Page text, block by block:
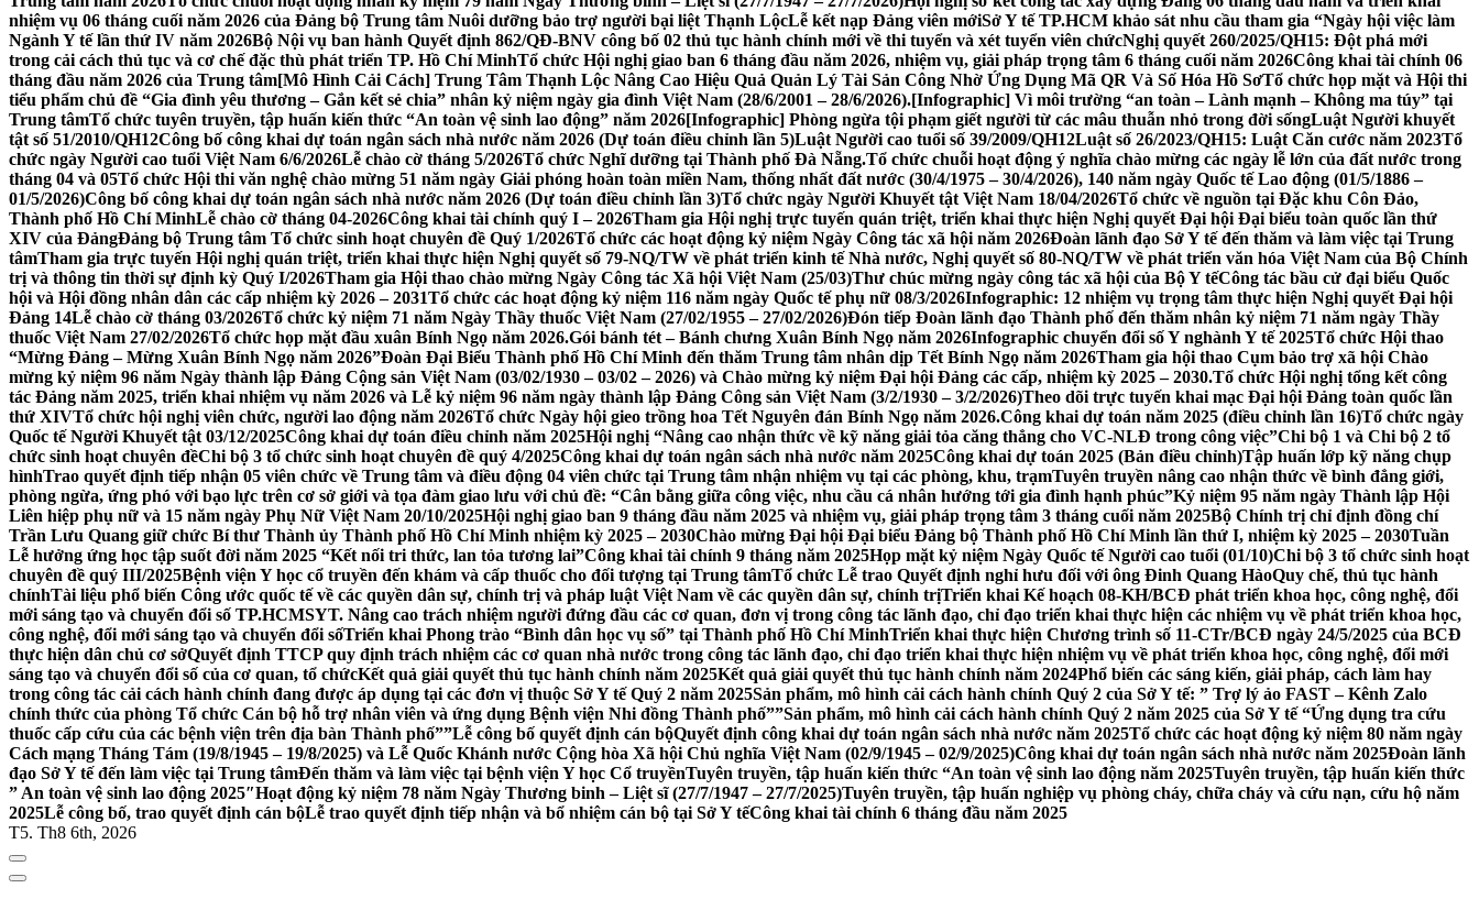
nhiệm vụ 06 tháng cuối năm 2026 của Đảng bộ Trung tâm Nuôi dưỡng bảo trợ người bại liệt Thạnh LộcLễ kết nạp Đảng viên mớiSở Y tế TP.HCM khảo sát nhu cầu tham gia “Ngày hội việc làm
Ngành Y tế lần thứ IV năm 2026Bộ Nội vụ ban hành Quyết định 862/QĐ-BNV công bố 02 thủ tục hành chính mới về thi tuyển và xét tuyển viên chứcNghị quyết 260/2025/QH15: Đột phá mới
trong cải cách thủ tục và cơ chế đặc thù phát triển TP. Hồ Chí MinhTổ chức Hội nghị giao ban 6 tháng đầu năm 2026, nhiệm vụ, giải pháp trọng tâm 6 tháng cuối năm 2026Công khai tài chính 06
tháng đầu năm 2026 của Trung tâm[Mô Hình Cải Cách] Trung Tâm Thạnh Lộc Nâng Cao Hiệu Quả Quản Lý Tài Sản Công Nhờ Ứng Dụng Mã QR Và Số Hóa Hồ SơTổ chức họp mặt và Hội thi
tiểu phẩm chủ đề “Gia đình yêu thương – Gắn kết sẻ chia” nhân kỷ niệm ngày gia đình Việt Nam (28/6/2001 – 28/6/2026).[Infographic] Vì môi trường “an toàn – Lành mạnh – Không ma túy” tại
Trung tâmTổ chức tuyên truyền, tập huấn kiến thức “An toàn vệ sinh lao động” năm 2026[Infographic] Phòng ngừa tội phạm giết người từ các mâu thuẫn nhỏ trong đời sốngLuật Người khuyết
tật số 51/2010/QH12Công bố công khai dự toán ngân sách nhà nước năm 2026 (Dự toán điều chỉnh lần 5)Luật Người cao tuổi số 39/2009/QH12Luật số 26/2023/QH15: Luật Căn cước năm 2023Tổ
chức ngày Người cao tuổi Việt Nam 6/6/2026Lễ chào cờ tháng 5/2026Tổ chức Nghĩ dưỡng tại Thành phố Đà Nẵng.Tổ chức chuỗi hoạt động ý nghĩa chào mừng các ngày lễ lớn của đất nước trong
tháng 04 và 05Tổ chức Hội thi văn nghệ chào mừng 51 năm ngày Giải phóng hoàn toàn miền Nam, thống nhất đất nước (30/4/1975 – 30/4/2026), 140 năm ngày Quốc tế Lao động (01/5/1886 –
01/5/2026)Công bố công khai dự toán ngân sách nhà nước năm 2026 (Dự toán điều chỉnh lần 3)Tổ chức ngày Người Khuyết tật Việt Nam 18/04/2026Tổ chức về nguồn tại Đặc khu Côn Đảo,
Thành phố Hồ Chí MinhLễ chào cờ tháng 04-2026Công khai tài chính quý I – 2026Tham gia Hội nghị trực tuyến quán triệt, triển khai thực hiện Nghị quyết Đại hội Đại biểu toàn quốc lần thứ
XIV của ĐảngĐảng bộ Trung tâm Tổ chức sinh hoạt chuyên đề Quý 1/2026Tổ chức các hoạt động kỷ niệm Ngày Công tác xã hội năm 2026Đoàn lãnh đạo Sở Y tế đến thăm và làm việc tại Trung
tâmTham gia trực tuyến Hội nghị quán triệt, triển khai thực hiện Nghị quyết số 79-NQ/TW về phát triển kinh tế Nhà nước, Nghị quyết số 80-NQ/TW về phát triển văn hóa Việt Nam của Bộ Chính
trị và thông tin thời sự định kỳ Quý I/2026Tham gia Hội thao chào mừng Ngày Công tác Xã hội Việt Nam (25/03)Thư chúc mừng ngày công tác xã hội của Bộ Y tếCông tác bầu cử đại biểu Quốc
hội và Hội đồng nhân dân các cấp nhiệm kỳ 2026 – 2031Tổ chức các hoạt động kỷ niệm 116 năm ngày Quốc tế phụ nữ 08/3/2026Infographic: 12 nhiệm vụ trọng tâm thực hiện Nghị quyết Đại hội
Đảng 14Lễ chào cờ tháng 03/2026Tổ chức kỷ niệm 71 năm Ngày Thầy thuốc Việt Nam (27/02/1955 – 27/02/2026)Đón tiếp Đoàn lãnh đạo Thành phố đến thăm nhân kỷ niệm 71 năm ngày Thầy
thuốc Việt Nam 27/02/2026Tổ chức họp mặt đầu xuân Bính Ngọ năm 2026.Gói bánh tét – Bánh chưng Xuân Bính Ngọ năm 2026Infographic chuyển đổi số Y nghành Y tế 2025Tổ chức Hội thao
“Mừng Đảng – Mừng Xuân Bính Ngọ năm 2026”Đoàn Đại Biểu Thành phố Hồ Chí Minh đến thăm Trung tâm nhân dịp Tết Bính Ngọ năm 2026Tham gia hội thao Cụm bảo trợ xã hội Chào
mừng kỷ niệm 96 năm Ngày thành lập Đảng Cộng sản Việt Nam (03/02/1930 – 03/02 – 2026) và Chào mừng kỷ niệm Đại hội Đảng các cấp, nhiệm kỳ 2025 – 2030.Tổ chức Hội nghị tổng kết công
tác Đảng năm 2025, triển khai nhiệm vụ năm 2026 và Lễ kỷ niệm 96 năm ngày thành lập Đảng Công sản Việt Nam (3/2/1930 – 3/2/2026)Theo dõi trực tuyến khai mạc Đại hội Đảng toàn quốc lần
thứ XIVTổ chức hội nghị viên chức, người lao động năm 2026Tổ chức Ngày hội gieo trồng hoa Tết Nguyên đán Bính Ngọ năm 2026.Công khai dự toán năm 2025 (điều chỉnh lần 16)Tổ chức ngày
Quốc tế Người Khuyết tật 03/12/2025Công khai dự toán điều chỉnh năm 2025Hội nghị “Nâng cao nhận thức về kỹ năng giải tỏa căng thẳng cho VC-NLĐ trong công việc”Chi bộ 1 và Chi bộ 2 tổ
chức sinh hoạt chuyên đềChi bộ 3 tổ chức sinh hoạt chuyên đề quý 4/2025Công khai dự toán ngân sách nhà nước năm 2025Công khai dự toán 2025 (Bản điều chỉnh)Tập huấn lớp kỹ năng chụp
hìnhTrao quyết định tiếp nhận 05 viên chức về Trung tâm và điều động 04 viên chức tại Trung tâm nhận nhiệm vụ tại các phòng, khu, trạmTuyên truyền nâng cao nhận thức về bình đẳng giới,
phòng ngừa, ứng phó với bạo lực trên cơ sở giới và tọa đàm giao lưu với chủ đề: “Cân bằng giữa công việc, nhu cầu cá nhân hướng tới gia đình hạnh phúc”Kỷ niệm 95 năm ngày Thành lập Hội
Liên hiệp phụ nữ và 15 năm ngày Phụ Nữ Việt Nam 20/10/2025Hội nghị giao ban 9 tháng đầu năm 2025 và nhiệm vụ, giải pháp trọng tâm 3 tháng cuối năm 2025Bộ Chính trị chỉ định đồng chí
Trần Lưu Quang giữ chức Bí thư Thành ủy Thành phố Hồ Chí Minh nhiệm kỳ 2025 – 2030Chào mừng Đại hội Đại biểu Đảng bộ Thành phố Hồ Chí Minh lần thứ I, nhiệm kỳ 2025 – 2030Tuần
Lễ hưởng ứng học tập suốt đời năm 2025 “Kết nối tri thức, lan tỏa tương lai”Công khai tài chính 9 tháng năm 2025Họp mặt kỷ niệm Ngày Quốc tế Người cao tuổi (01/10)Chi bộ 3 tổ chức sinh hoạt
chuyên đề quý III/2025Bệnh viện Y học cổ truyền đến khám và cấp thuốc cho đối tượng tại Trung tâmTổ chức Lễ trao Quyết định nghỉ hưu đối với ông Đinh Quang HàoQuy chế, thủ tục hành
chínhTài liệu phổ biến Công ước quốc tế về các quyền dân sự, chính trị và pháp luật Việt Nam về các quyền dân sự, chính trịTriển khai Kế hoạch 08-KH/BCĐ phát triển khoa học, công nghệ, đổi
mới sáng tạo và chuyển đổi số TP.HCMSYT. Nâng cao trách nhiệm người đứng đầu các cơ quan, đơn vị trong công tác lãnh đạo, chỉ đạo triển khai thực hiện các nhiệm vụ về phát triển khoa học,
công nghệ, đổi mới sáng tạo và chuyển đổi sốTriển khai Phong trào “Bình dân học vụ số” tại Thành phố Hồ Chí MinhTriển khai thực hiện Chương trình số 11-CTr/BCĐ ngày 24/5/2025 của BCĐ
thực hiện dân chủ cơ sởQuyết định TTCP quy định trách nhiệm các cơ quan nhà nước trong công tác lãnh đạo, chỉ đạo triển khai thực hiện nhiệm vụ về phát triển khoa học, công nghệ, đổi mới
sáng tạo và chuyển đổi số của cơ quan, tổ chứcKết quả giải quyết thủ tục hành chính năm 2025Kết quả giải quyết thủ tục hành chính năm 2024Phổ biến các sáng kiến, giải pháp, cách làm hay
trong công tác cải cách hành chính đang được áp dụng tại các đơn vị thuộc Sở Y tế Quý 2 năm 2025Sản phẩm, mô hình cải cách hành chính Quý 2 của Sở Y tế: ” Trợ lý ảo FAST – Kênh Zalo
chính thức của phòng Tổ chức Cán bộ hỗ trợ nhân viên và ứng dụng Bệnh viện Nhi đồng Thành phố””Sản phẩm, mô hình cải cách hành chính Quý 2 năm 2025 của Sở Y tế “Ứng dụng tra cứu
thuốc cấp cứu của các bệnh viện trên địa bàn Thành phố””Lễ công bố quyết định cán bộQuyết định công khai dự toán ngân sách nhà nước năm 2025Tổ chức các hoạt động kỷ niệm 80 năm ngày
Cách mạng Tháng Tám (19/8/1945 – 19/8/2025) và Lễ Quốc Khánh nước Cộng hòa Xã hội Chủ nghĩa Việt Nam (02/9/1945 – 02/9/2025)Công khai dự toán ngân sách nhà nước năm 2025Đoàn lãnh
đạo Sở Y tế đến làm việc tại Trung tâmĐến thăm và làm việc tại bệnh viện Y học Cổ truyềnTuyên truyền, tập huấn kiến thức “An toàn vệ sinh lao động năm 2025Tuyên truyền, tập huấn kiến thức
” An toàn vệ sinh lao động 2025″Hoạt động kỷ niệm 78 năm Ngày Thương binh – Liệt sĩ (27/7/1947 – 27/7/2025)Tuyên truyền, tập huấn nghiệp vụ phòng cháy, chữa cháy và cứu nạn, cứu hộ năm
2025Lễ công bố, trao quyết định cán bộLễ trao quyết định tiếp nhận và bổ nhiệm cán bộ tại Sở Y tếCông khai tài chính 6 tháng đầu năm 2025
T5. Th8 6th, 2026